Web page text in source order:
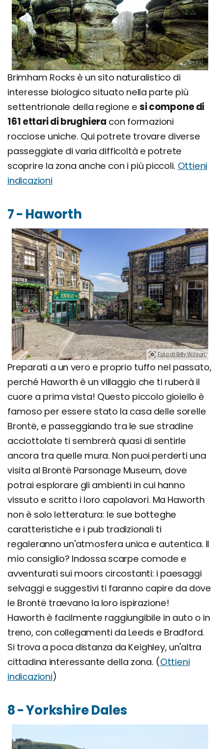
Brimham Rocks è un sito naturalistico di
interesse biologico situato nella parte più
settentrionale della regione e si compone di
161 ettari di brughiera con formazioni
rocciose uniche. Qui potrete trovare diverse
passeggiate di varia difficoltà e potrete
scoprire la zona anche con i più piccoli. Ottieni
indicazioni
7 - Haworth
Foto di Billy Wilson.
Preparati a un vero e proprio tuffo nel passato,
perché Haworth è un villaggio che ti ruberà il
cuore a prima vista! Questo piccolo gioiello è
famoso per essere stato la casa delle sorelle
Brontë, e passeggiando tra le sue stradine
acciottolate ti sembrerà quasi di sentirle
ancora tra quelle mura. Non puoi perderti una
visita al Brontë Parsonage Museum, dove
potrai esplorare gli ambienti in cui hanno
vissuto e scritto i loro capolavori. Ma Haworth
non è solo letteratura: le sue botteghe
caratteristiche e i pub tradizionali ti
regaleranno un'atmosfera unica e autentica. Il
mio consiglio? Indossa scarpe comode e
avventurati sui moors circostanti: i paesaggi
selvaggi e suggestivi ti faranno capire da dove
le Brontë traevano la loro ispirazione!
Haworth è facilmente raggiungibile in auto o in
treno, con collegamenti da Leeds e Bradford.
Si trova a poca distanza da Keighley, un'altra
cittadina interessante della zona. (Ottieni
indicazioni)
8 - Yorkshire Dales